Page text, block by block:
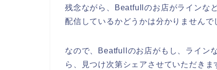
残念ながら、Beatfullのお店がラインな
配信しているかどうかは分かりませんで
なので、Beatfullのお店がもし、ライン
ら、見つけ次第シェアさせていただきま